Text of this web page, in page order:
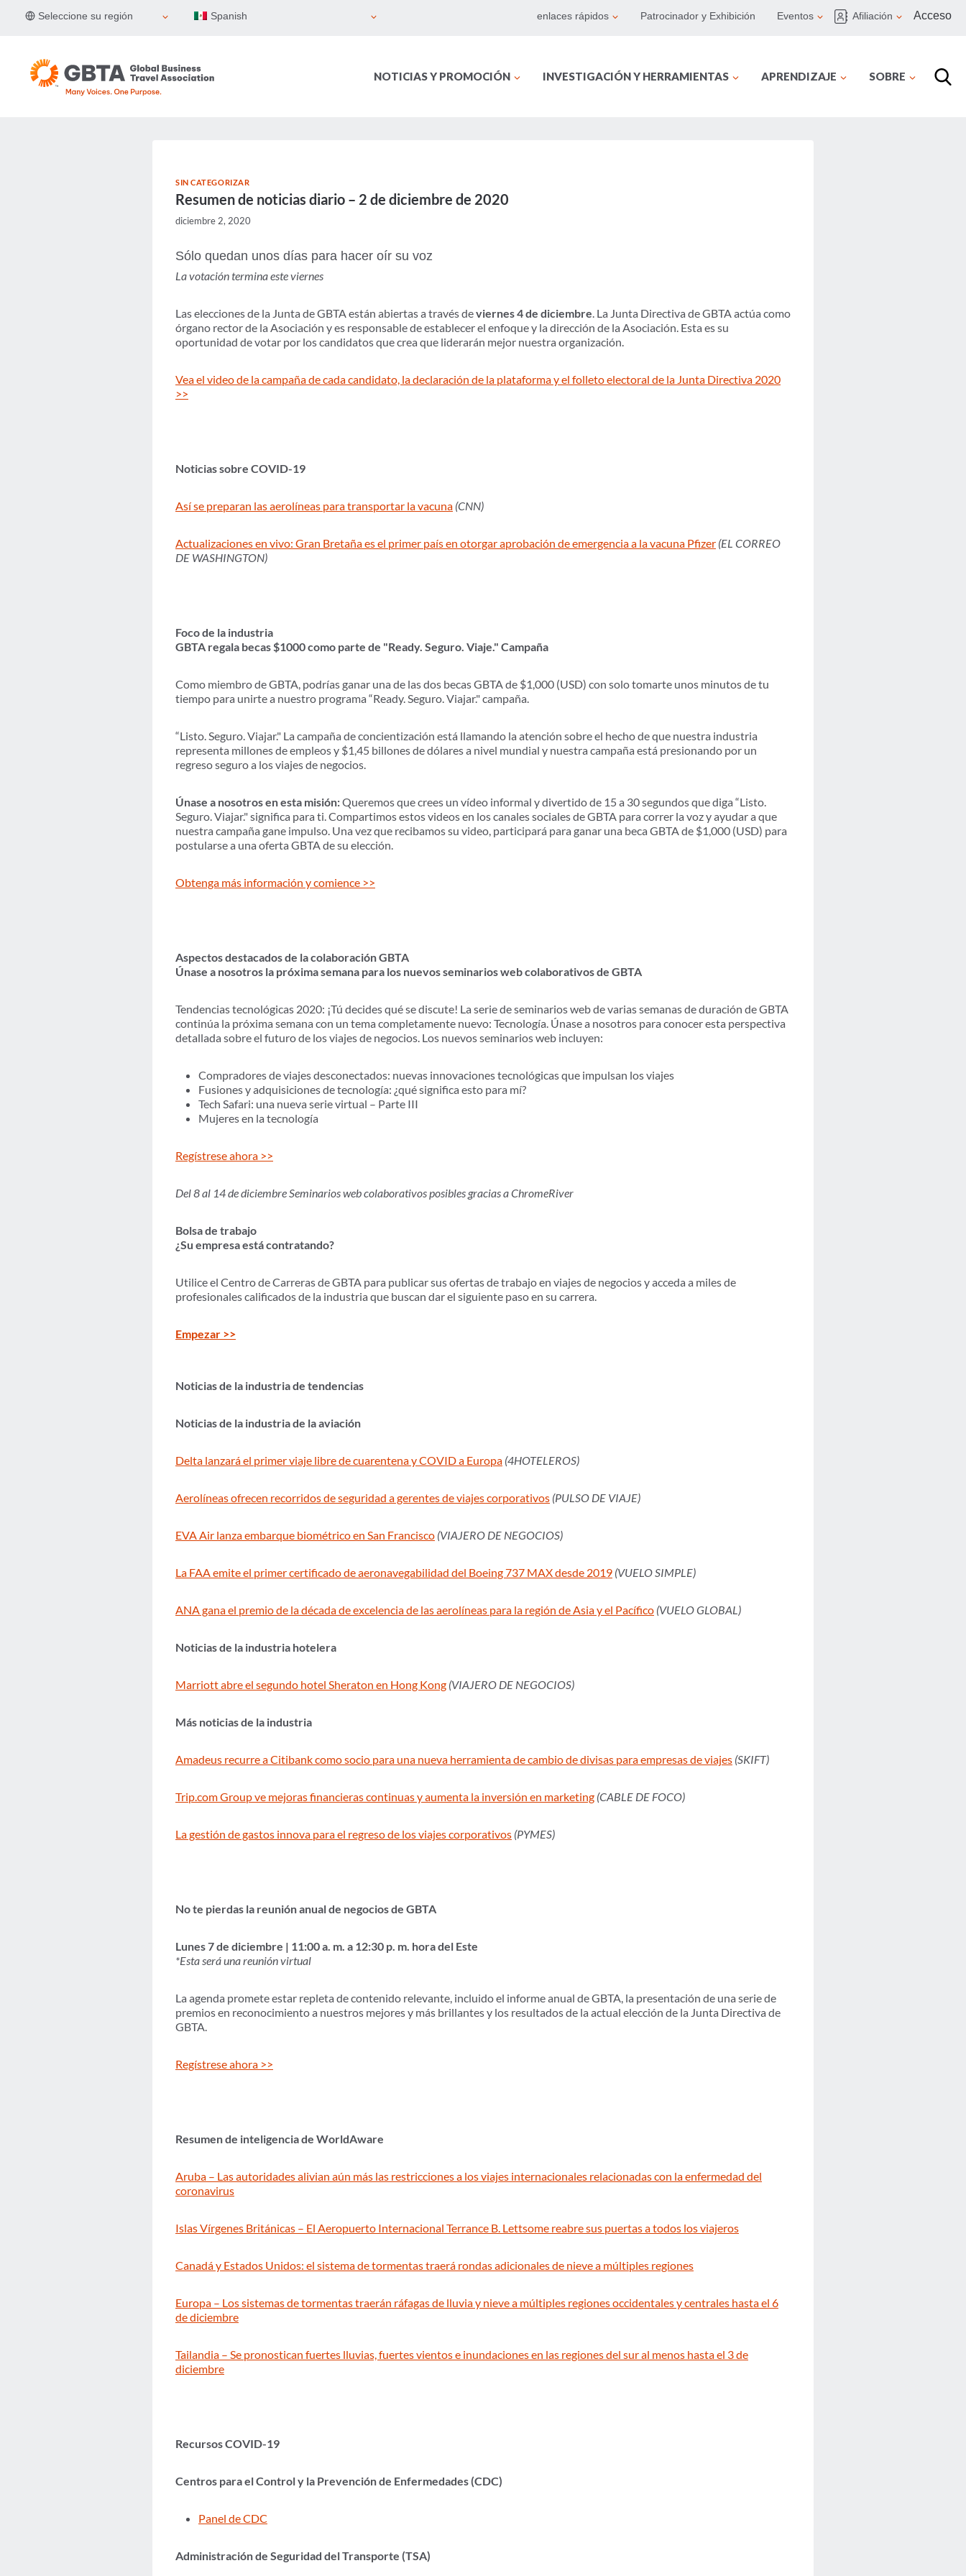
Seleccione su región Spanish enlaces rápidos Patrocinador y Exhibición Eventos Afiliación Acceso
NOTICIAS Y PROMOCIÓN INVESTIGACIÓN Y HERRAMIENTAS APRENDIZAJE SOBRE
SIN CATEGORIZAR
Resumen de noticias diario – 2 de diciembre de 2020
diciembre 2, 2020
Sólo quedan unos días para hacer oír su voz
La votación termina este viernes
Las elecciones de la Junta de GBTA están abiertas a través deviernes 4 de diciembre. La Junta Directiva de GBTA actúa como
órgano rector de la Asociación y es responsable de establecer el enfoque y la dirección de la Asociación. Esta es su
oportunidad de votar por los candidatos que crea que liderarán mejor nuestra organización.
Vea el video de la campaña de cada candidato, la declaración de la plataforma y el folleto electoral de la Junta Directiva 2020
>>
Noticias sobre COVID-19
Así se preparan las aerolíneas para transportar la vacuna (CNN)
Actualizaciones en vivo: Gran Bretaña es el primer país en otorgar aprobación de emergencia a la vacuna Pfizer (EL CORREO
DE WASHINGTON)
Foco de la industria
GBTA regala becas $1000 como parte de "Ready. Seguro. Viaje." Campaña
Como miembro de GBTA, podrías ganar una de las dos becas GBTA de $1,000 (USD) con solo tomarte unos minutos de tu
tiempo para unirte a nuestro programa “Ready. Seguro. Viajar." campaña.
“Listo. Seguro. Viajar." La campaña de concientización está llamando la atención sobre el hecho de que nuestra industria
representa millones de empleos y $1,45 billones de dólares a nivel mundial y nuestra campaña está presionando por un
regreso seguro a los viajes de negocios.
Únase a nosotros en esta misión:Queremos que crees un vídeo informal y divertido de 15 a 30 segundos que diga “Listo.
Seguro. Viajar." significa para ti. Compartimos estos videos en los canales sociales de GBTA para correr la voz y ayudar a que
nuestra campaña gane impulso. Una vez que recibamos su video, participará para ganar una beca GBTA de $1,000 (USD) para
postularse a una oferta GBTA de su elección.
Obtenga más información y comience >>
Aspectos destacados de la colaboración GBTA
Únase a nosotros la próxima semana para los nuevos seminarios web colaborativos de GBTA
Tendencias tecnológicas 2020: ¡Tú decides qué se discute! La serie de seminarios web de varias semanas de duración de GBTA
continúa la próxima semana con un tema completamente nuevo: Tecnología. Únase a nosotros para conocer esta perspectiva
detallada sobre el futuro de los viajes de negocios. Los nuevos seminarios web incluyen:
Compradores de viajes desconectados: nuevas innovaciones tecnológicas que impulsan los viajes
Fusiones y adquisiciones de tecnología: ¿qué significa esto para mí?
Tech Safari: una nueva serie virtual – Parte III
Mujeres en la tecnología
Regístrese ahora >>
Del 8 al 14 de diciembre Seminarios web colaborativos posibles gracias a ChromeRiver
Bolsa de trabajo
¿Su empresa está contratando?
Utilice el Centro de Carreras de GBTA para publicar sus ofertas de trabajo en viajes de negocios y acceda a miles de
profesionales calificados de la industria que buscan dar el siguiente paso en su carrera.
Empezar >>
Noticias de la industria de tendencias
Noticias de la industria de la aviación
Delta lanzará el primer viaje libre de cuarentena y COVID a Europa (4HOTELEROS)
Aerolíneas ofrecen recorridos de seguridad a gerentes de viajes corporativos (PULSO DE VIAJE)
EVA Air lanza embarque biométrico en San Francisco (VIAJERO DE NEGOCIOS)
La FAA emite el primer certificado de aeronavegabilidad del Boeing 737 MAX desde 2019 (VUELO SIMPLE)
ANA gana el premio de la década de excelencia de las aerolíneas para la región de Asia y el Pacífico (VUELO GLOBAL)
Noticias de la industria hotelera
Marriott abre el segundo hotel Sheraton en Hong Kong (VIAJERO DE NEGOCIOS)
Más noticias de la industria
Amadeus recurre a Citibank como socio para una nueva herramienta de cambio de divisas para empresas de viajes (SKIFT)
Trip.com Group ve mejoras financieras continuas y aumenta la inversión en marketing (CABLE DE FOCO)
La gestión de gastos innova para el regreso de los viajes corporativos (PYMES)
No te pierdas la reunión anual de negocios de GBTA
Lunes 7 de diciembre | 11:00 a. m. a 12:30 p. m. hora del Este
*Esta será una reunión virtual
La agenda promete estar repleta de contenido relevante, incluido el informe anual de GBTA, la presentación de una serie de
premios en reconocimiento a nuestros mejores y más brillantes y los resultados de la actual elección de la Junta Directiva de
GBTA.
Regístrese ahora >>
Resumen de inteligencia de WorldAware
Aruba – Las autoridades alivian aún más las restricciones a los viajes internacionales relacionadas con la enfermedad del
coronavirus
Islas Vírgenes Británicas – El Aeropuerto Internacional Terrance B. Lettsome reabre sus puertas a todos los viajeros
Canadá y Estados Unidos: el sistema de tormentas traerá rondas adicionales de nieve a múltiples regiones
Europa – Los sistemas de tormentas traerán ráfagas de lluvia y nieve a múltiples regiones occidentales y centrales hasta el 6
de diciembre
Tailandia – Se pronostican fuertes lluvias, fuertes vientos e inundaciones en las regiones del sur al menos hasta el 3 de
diciembre
Recursos COVID-19
Centros para el Control y la Prevención de Enfermedades (CDC)
Panel de CDC
Administración de Seguridad del Transporte (TSA)